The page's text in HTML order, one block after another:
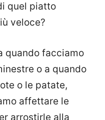
quel piatto
veloce?
quando facciamo
o a quando
o le patate,
affettare le
arrostirle alla